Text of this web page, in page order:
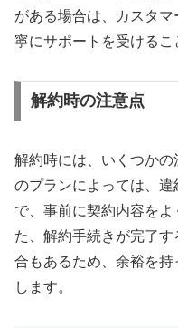
がある場合は、カスタ
寧にサポートを受けるこ
解約時の注意点
解約時には、いくつか
のプランによっては、
で、事前に契約内容を
た、解約手続きが完了
合もあるため、余裕を
します。